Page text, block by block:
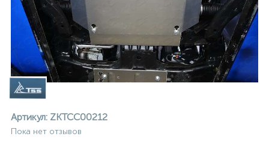
Артикул: ZKTCC00212
Пока нет отзывов